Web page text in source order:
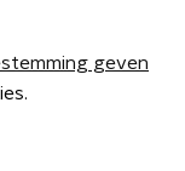
geven